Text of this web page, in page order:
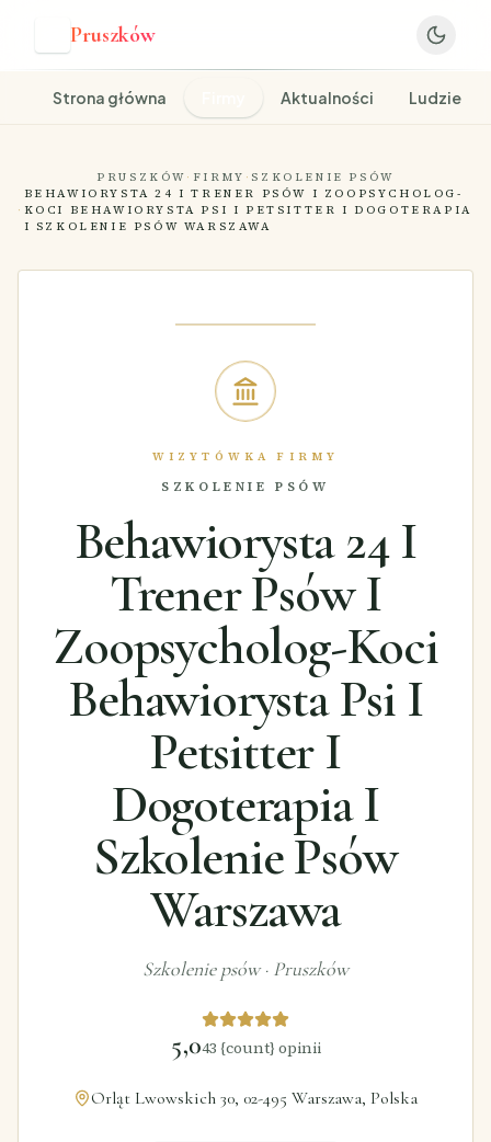
Pruszków
Strona główna Aktualności Ludzie
PRUSZKÓW · FIRMY · SZKOLENIE PSÓW
·
BEHAWIORYSTA 24 I TRENER PSÓW I ZOOPSYCHOLOG-
KOCI BEHAWIORYSTA PSI I PETSITTER I DOGOTERAPIA
I SZKOLENIE PSÓW WARSZAWA
WIZYTÓWKA FIRMY
SZKOLENIE PSÓW
Behawiorysta 24 I
Trener Psów I
Zoopsycholog-Koci
Behawiorysta Psi I
Petsitter I
Dogoterapia I
Szkolenie Psów
Warszawa
Szkolenie psów· Pruszków
5,043 {count} opinii
Orląt Lwowskich 30, 02-495 Warszawa, Polska